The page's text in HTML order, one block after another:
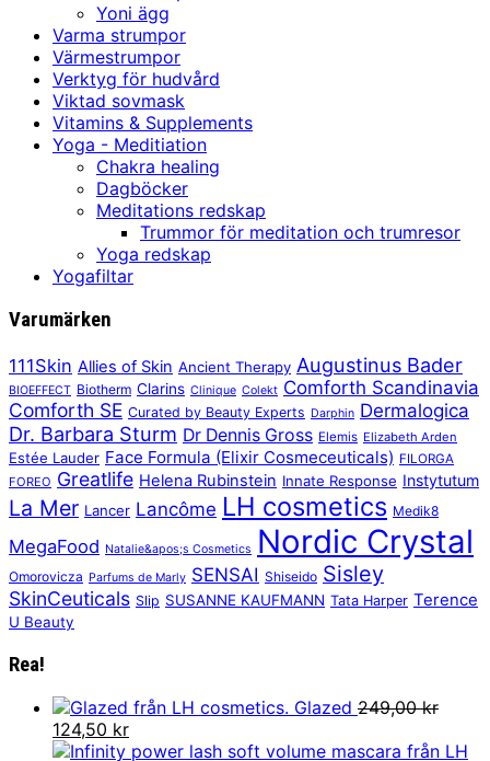
Yoni ägg
Varma strumpor
Värmestrumpor
Verktyg för hudvård
Viktad sovmask
Vitamins & Supplements
Yoga - Meditiation
Chakra healing
Dagböcker
Meditations redskap
Trummor för meditation och trumresor
Yoga redskap
Yogafiltar
Varumärken
111Skin Allies of Skin Ancient Therapy Augustinus Bader
BIOEFFECT Biotherm Clarins Clinique Colekt Comforth Scandinavia
Comforth SE Curated by Beauty Experts Darphin Dermalogica
Dr. Barbara Sturm Dr Dennis Gross Elemis Elizabeth Arden
Estée Lauder Face Formula (Elixir Cosmeceuticals) FILORGA
FOREO Greatlife Helena Rubinstein Innate Response Instytutum
La Mer Lancer Lancôme LH cosmetics Medik8
MegaFood Natalie&apos;s Cosmetics Nordic Crystal
Omorovicza Parfums de Marly SENSAI Shiseido Sisley
SkinCeuticals Slip SUSANNE KAUFMANN Tata Harper Terence
U Beauty
Rea!
Glazed 249,00kr
Det
ursprungliga
124,50 krDet
nuvarande